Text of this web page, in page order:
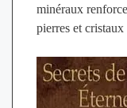
minéraux
pierres et cristaux